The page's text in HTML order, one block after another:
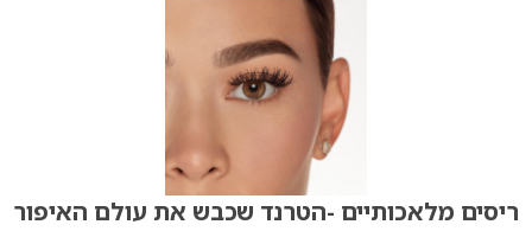
ריסים מלאכותיים -הטרנד שכבש את עולם האיפור